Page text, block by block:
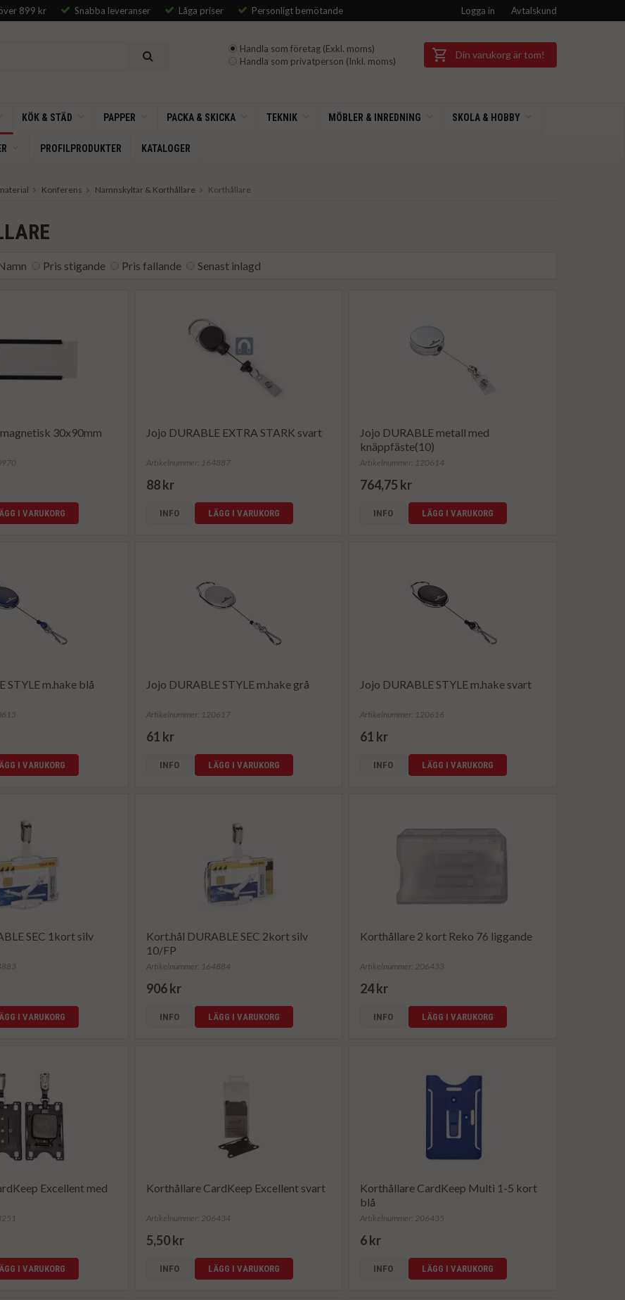
Logga in Avtalskund
899 kr Snabba leveranser Låga priser Personligt bemötande
Handla som företag (Exkl. moms)
Handla som privatperson (Inkl. moms)
Din varukorg är tom!
KÖK & STÄD PAPPER PACKA & SKICKA TEKNIK MÖBLER & INREDNING SKOLA & HOBBY
PROFILPRODUKTER KATALOGER
Konferens Namnskyltar & Korthållare Korthållare
Pris stigande Pris fallande Senast inlagd
30x90mm
I VARUKORG
Jojo DURABLE EXTRA STARK svart
Artikelnummer: 164887
88 kr
INFO LÄGG I VARUKORG
Jojo DURABLE metall med
knäppfäste(10)
Artikelnummer: 120614
764,75 kr
INFO LÄGG I VARUKORG
STYLE m.hake blå
I VARUKORG
Jojo DURABLE STYLE m.hake grå
Artikelnummer: 120617
61 kr
INFO LÄGG I VARUKORG
Jojo DURABLE STYLE m.hake svart
Artikelnummer: 120616
61 kr
INFO LÄGG I VARUKORG
SEC 1kort silv
I VARUKORG
Kort.hål DURABLE SEC 2kort silv
10/FP
Artikelnummer: 164884
906 kr
INFO LÄGG I VARUKORG
Korthållare 2 kort Reko 76 liggande
Artikelnummer: 206433
24 kr
INFO LÄGG I VARUKORG
Excellent med
I VARUKORG
Korthållare CardKeep Excellent svart
Artikelnummer: 206434
5,50 kr
INFO LÄGG I VARUKORG
Korthållare CardKeep Multi 1-5 kort
blå
Artikelnummer: 206435
6 kr
INFO LÄGG I VARUKORG